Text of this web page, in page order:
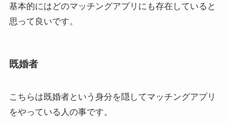
基本的にはどのマッチングアプリにも存在していると
思って良いです。
既婚者
こちらは既婚者という身分を隠してマッチングアプリ
をやっている人の事です。